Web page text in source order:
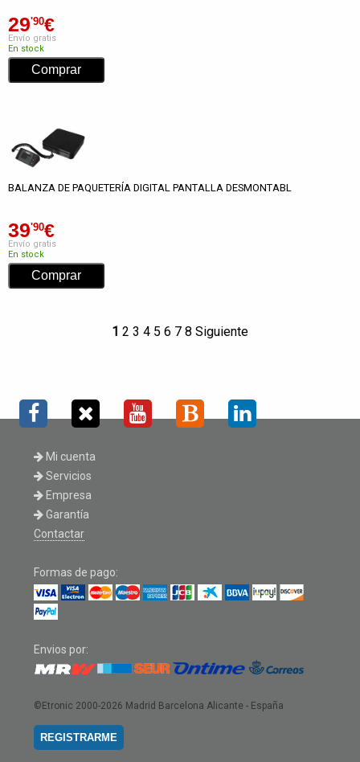
29'90€
Envío gratis
En stock
BALANZA DE PAQUETERÍA DIGITAL PANTALLA DESMONTABL
39'90€
Envío gratis
En stock
1 2 3 4 5 6 7 8 Siguiente
Mi cuenta
Servicios
Empresa
Garantía
Contactar
Formas de pago:
Envios por:
©Etronic 2000-2026 Madrid Barcelona Alicante - España
REGISTRARME